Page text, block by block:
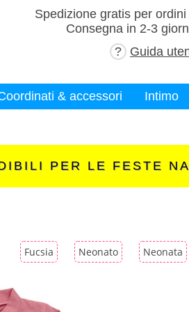
Spedizione gratis per
Consegna in 2-3
?
Guida
& accessori Intimo
PER LE FESTE
Fucsia Neonato Neonata
×